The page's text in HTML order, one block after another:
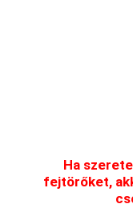
Ha
fejtörőket,